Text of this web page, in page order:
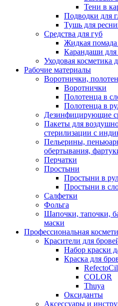
Тени в
Подводки для
Тушь для
Средства для губ
Жидкая помада
Карандаши для
Уходовая косметика
Рабочие материалы
Воротнички,
Воротнички
Полотенца в
Полотенца в
Дезинфицирующие
Пакеты для
стерилизации с
Пельерины,
обертывания,
Перчатки
Простыни
Простыни в
Простыни в
Салфетки
Фольга
Шапочки, тапочки,
маски
Профессиональная
Красители для
Набор краски
Краска для
RefectoCil
COLOR
Thuya
Оксиданты
Аксессуары и